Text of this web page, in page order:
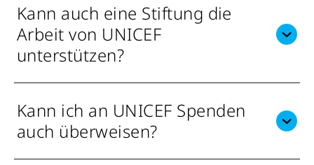
Kann auch eine Stiftung die
Arbeit von UNICEF
unterstützen?
Kann ich an UNICEF Spenden
auch überweisen?